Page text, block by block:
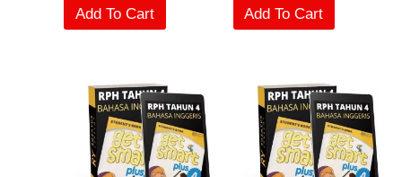
Add To Cart Add To Cart